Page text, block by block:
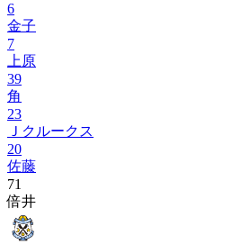
6
金子
7
上原
39
角
23
Ｊクルークス
20
佐藤
71
倍井